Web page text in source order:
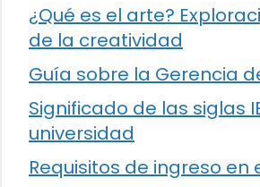
¿Qué es el arte?
de la creatividad
Guía sobre la Gerencia
Significado de las siglas
universidad
Requisitos de ingreso en